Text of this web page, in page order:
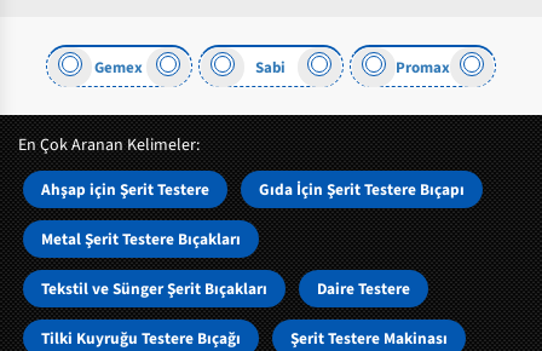
Gemex Sabi Promax
En Çok Aranan Kelimeler:
Ahşap için Şerit Testere Gıda İçin Şerit Testere Bıçapı
Metal Şerit Testere Bıçakları
Tekstil ve Sünger Şerit Bıçakları Daire Testere
Tilki Kuyruğu Testere Bıçağı Şerit Testere Makinası